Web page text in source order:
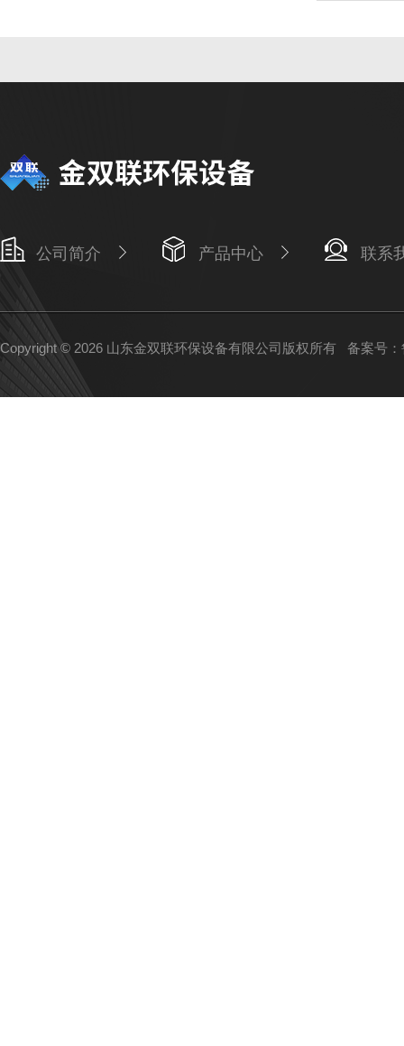
公司简介 产品中心 联系
Copyright © 2026 山东金双联环保设备有限公司版权所有 备案号